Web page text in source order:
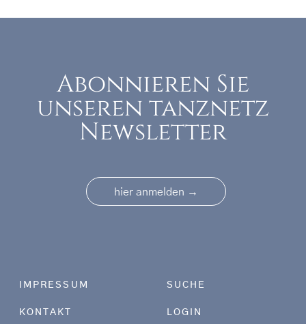
Abonnieren Sie
unseren tanznetz
Newsletter
hier anmelden →
Footer menu
IMPRESSUM
KONTAKT
SUCHE
LOGIN